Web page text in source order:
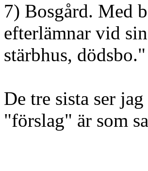
7) Bosgård. Med
efterlämnar vid
stärbhus,
De tre sista ser
"förslag" är som